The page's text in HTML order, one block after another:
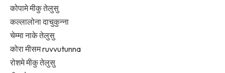
कोपामे मीकु तेलुसु
कल्लालोना दाचुकुन्ना
चेम्मा नाके तेलुसु
कोरा मीसम ruvvutunna
रोशमे मीकु तेलुसु